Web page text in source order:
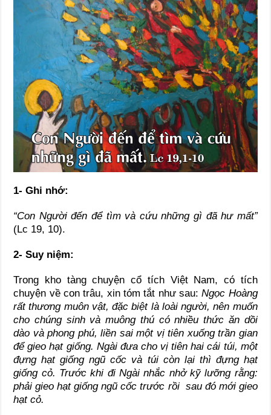
1- Ghi nhớ:
“Con Người đến để tìm và cứu những gì đã hư mất”
(Lc 19, 10).
2- Suy niệm:
Trong kho tàng chuyện cổ tích Việt Nam, có tích
chuyện về con trâu, xin tóm tắt như sau:Ngọc Hoàng
rất thương muôn vật, đặc biệt là loài người, nên muốn
cho chúng sinh và muông thú có nhiều thức ăn dồi
dào và phong phú, liền sai một vị tiên xuống trần gian
để gieo hạt giống. Ngài đưa cho vị tiên hai cái túi, một
đựng hạt giống ngũ cốc và túi còn lại thì đựng hạt
giống cỏ. Trước khi đi Ngài nhắc nhở kỹ lưỡng rằng:
phải gieo hạt giống ngũ cốc trước rồi sau đó mới gieo
hạt cỏ.